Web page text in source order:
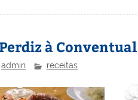
er l
o
M
ai
l
e
à Conventual
admin receitas